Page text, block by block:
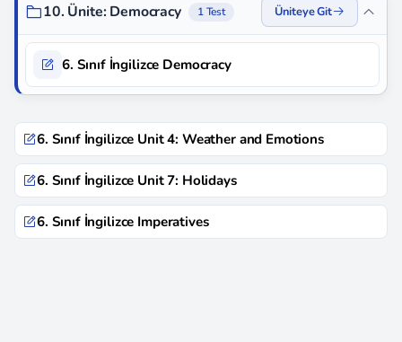
10. Ünite: Democracy 1 Test Üniteye Git
6. Sınıf İngilizce Democracy
6. Sınıf İngilizce Unit 4: Weather and Emotions
6. Sınıf İngilizce Unit 7: Holidays
6. Sınıf İngilizce Imperatives